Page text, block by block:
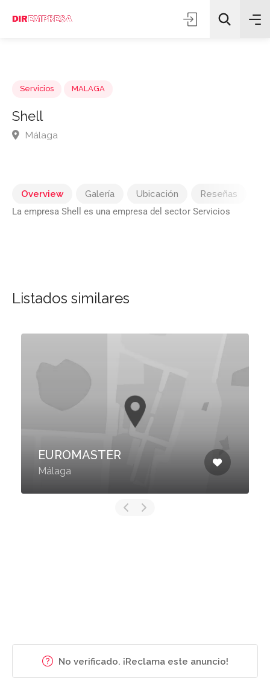
Shell
Overview Galería Ubicación
Reseñas
La empresa Shell es una empresa del sector Servicios
Listados similares
EUROMASTER
Málaga
No verificado. ¡Reclama este anuncio!